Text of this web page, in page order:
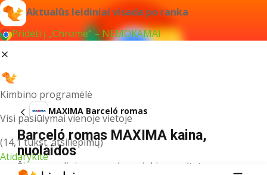
Aktualūs leidiniai visada po ranka
Pridėti į „Chrome“ – NEMOKAMAI
Kimbino programėlė
Visi pasiūlymai vienoje vietoje
(14,1 tūkst. atsiliepimų)
Atidarykite
MAXIMA Barceló romas
Barceló romas MAXIMA kaina,
nuolaidos
Šiuo pavadinimu neradome jokių rezultatų